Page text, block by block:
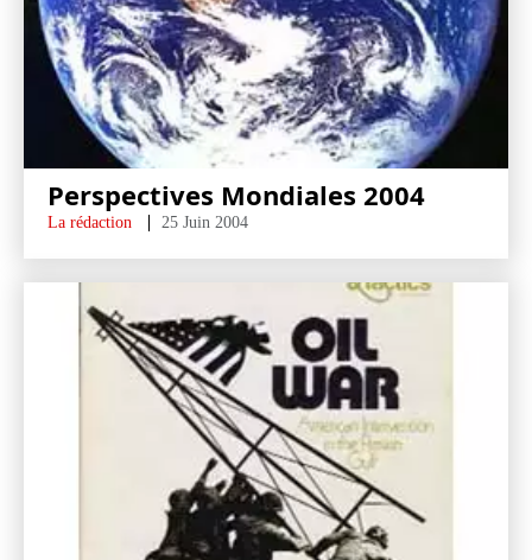
Perspectives Mondiales 2004
La rédaction 25 Juin 2004